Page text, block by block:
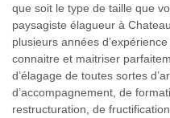
que soit le type de taille que
paysagiste élagueur à
plusieurs années
connaitre et maitriser
d’élagage de toutes sortes
d’accompagnement, de
restructuration, de